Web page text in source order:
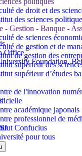
de droit et des
des sciences
- Gestion - Banque -
de sciences
de gestion et de
de gestion des
supérieur des
supérieur d’études
de l'innovation
académique japonais
professionnel de
Confucius
pour tous
Office
Foundation,